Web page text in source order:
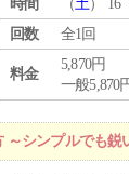
時間 （土） 16
回数
全1回
料金
5,870円
一般5,870
～シンプルでも